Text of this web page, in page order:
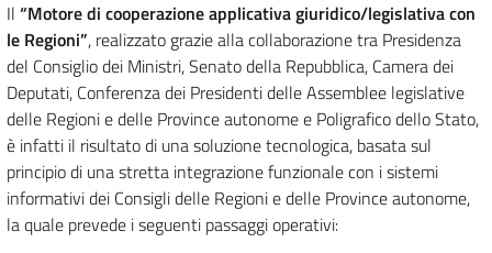
Il “Motore di cooperazione applicativa giuridico/legislativa con
le Regioni”, realizzato grazie alla collaborazione tra Presidenza
del Consiglio dei Ministri, Senato della Repubblica, Camera dei
Deputati, Conferenza dei Presidenti delle Assemblee legislative
delle Regioni e delle Province autonome e Poligrafico dello Stato,
è infatti il risultato di una soluzione tecnologica, basata sul
principio di una stretta integrazione funzionale con i sistemi
informativi dei Consigli delle Regioni e delle Province autonome,
la quale prevede i seguenti passaggi operativi: